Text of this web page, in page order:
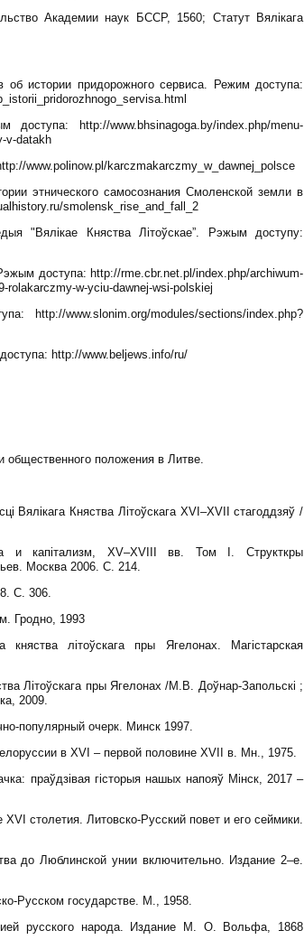
Академии наук БССР, 1560; Статут Вялікага
истории придорожного сервиса. Режим доступа:
http://www.bhsinagoga.by/index.php/menu-
v-datakh
www.polinow.pl/karczmakarczmy_w_dawnej_polsce
этнического самосознания Смоленской земли в
smolensk_rise_and_fall_2
"Вялікае Княства Літоўскае”. Рэжым доступу:
доступа: http://rme.cbr.net.pl/index.php/archiwum-
rolakarczmy-w-yciu-dawnej-wsi-polskiej
www.slonim.org/modules/sections/index.php?
http://www.beljews.info/ru/
положения в Литве.
Вялікага Княства Літоўскага XVI–XVII стагоддзяў /
и капітализм, XV–XVIII вв. Том I. Структкры
Москва 2006. С. 214.
С. 306.
Гродно, 1993
літоўскага пры Ягелонах. Магістарская
Літоўскага пры Ягелонах /М.В. Доўнар-Запольскі ;
2009.
популярный очерк. Минск 1997.
в XVІ – первой половине XVІІ в. Мн., 1975.
праўдзівая гісторыя нашых напояў Мінск, 2017 –
столетия. Литовско-Русский повет и его сеймики.
до Люблинской унии включительно. Издание 2–е.
Русском государстве. M., 1958.
русского народа. Издание М. О. Вольфа, 1868